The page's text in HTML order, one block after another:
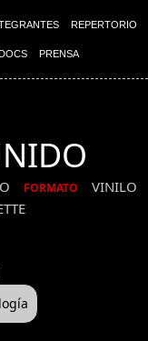
REPERTORIO
PRENSA
FORMATO
VINILO